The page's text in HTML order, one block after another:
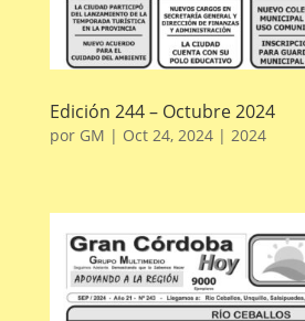
Edición 244 – Octubre 2024
por GM | Oct 24, 2024| 2024